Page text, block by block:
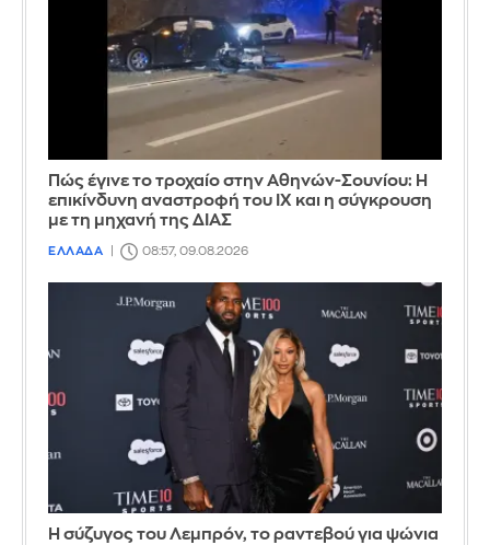
Πώς έγινε το τροχαίο στην Αθηνών-Σουνίου: Η
επικίνδυνη αναστροφή του ΙΧ και η σύγκρουση
με τη μηχανή της ΔΙΑΣ
ΕΛΛΑΔΑ 08:57, 09.08.2026
Η σύζυγος του Λεμπρόν, το ραντεβού για ψώνια